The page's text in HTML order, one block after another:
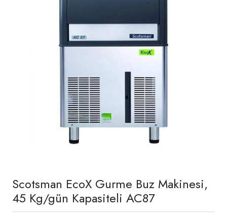
Scotsman EcoX Gurme Buz Makinesi,
45 Kg/gün Kapasiteli AC87